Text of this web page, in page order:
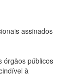
assinados
órgãos públicos
à